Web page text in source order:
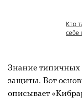
Кто
себе
Знание
защиты. Вот
описывает